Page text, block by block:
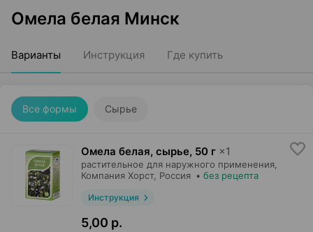
Омела белая Минск
Варианты Инструкция Где купить
Все формы Сырье
Омела белая, сырье, 50 г ×1
растительное для наружного применения,
Компания Хорст, Россия • без рецепта
Инструкция
5,00 р.